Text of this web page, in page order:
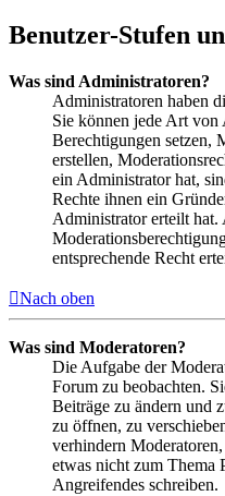
Benutzer-Stufen
Was sind Administratoren?
Administratoren haben
Sie können jede Art
Berechtigungen setzen,
erstellen,
ein Administrator hat,
Rechte ihnen ein
Administrator erteilt
entsprechende Recht
Nach oben
Was sind Moderatoren?
Die Aufgabe der
Forum zu beobachten.
Beiträge zu ändern und
zu öffnen, zu
verhindern
etwas nicht zum Thema
Angreifendes schreiben.